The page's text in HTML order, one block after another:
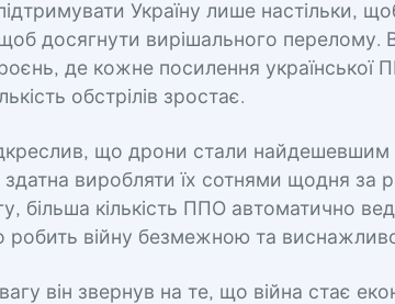
Україну лише настільки,
досягнути вирішального перелому.
де кожне посилення української
обстрілів зростає.
що дрони стали найдешевшим
здатна виробляти їх сотнями щодня за
більша кількість ППО автоматично
війну безмежною та
він звернув на те, що війна стає